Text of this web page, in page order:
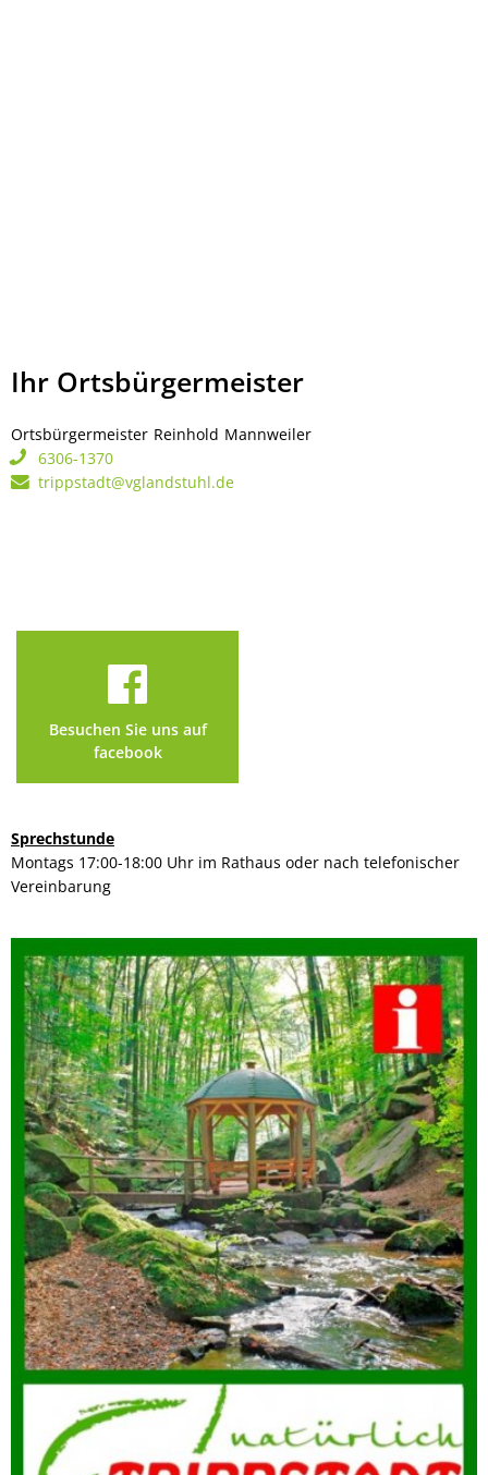
Ihr Ortsbürgermeister
Ortsbürgermeister Reinhold Mannweiler
6306-1370
trippstadt@vglandstuhl.de
Besuchen Sie uns auf
facebook
Sprechstunde
Montags 17:00-18:00 Uhr im Rathaus oder nach telefonischer
Vereinbarung